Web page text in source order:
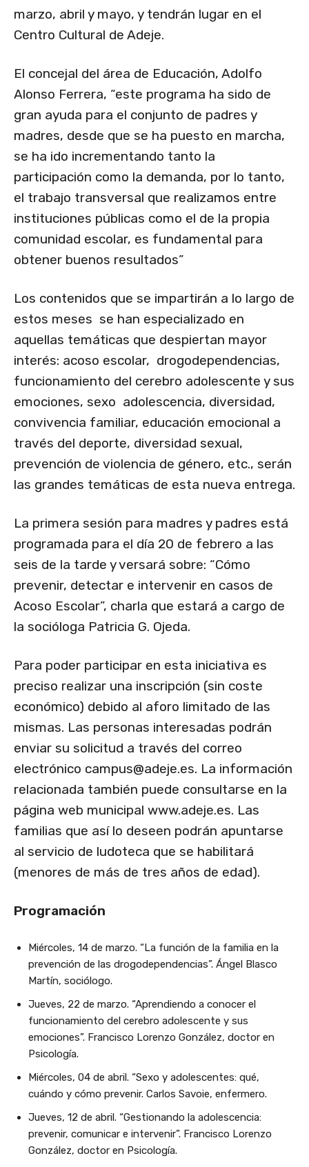
marzo, abril y mayo, y tendrán lugar en el
Centro Cultural de Adeje.
El concejal del área de Educación, Adolfo
Alonso Ferrera, “este programa ha sido de
gran ayuda para el conjunto de padres y
madres, desde que se ha puesto en marcha,
se ha ido incrementando tanto la
participación como la demanda, por lo tanto,
el trabajo transversal que realizamos entre
instituciones públicas como el de la propia
comunidad escolar, es fundamental para
obtener buenos resultados”
Los contenidos que se impartirán a lo largo de
estos meses se han especializado en
aquellas temáticas que despiertan mayor
interés: acoso escolar, drogodependencias,
funcionamiento del cerebro adolescente y sus
emociones, sexo adolescencia, diversidad,
convivencia familiar, educación emocional a
través del deporte, diversidad sexual,
prevención de violencia de género, etc., serán
las grandes temáticas de esta nueva entrega.
La primera sesión para madres y padres está
programada para el día 20 de febrero a las
seis de la tarde y versará sobre: “Cómo
prevenir, detectar e intervenir en casos de
Acoso Escolar”, charla que estará a cargo de
la socióloga Patricia G. Ojeda.
Para poder participar en esta iniciativa es
preciso realizar una inscripción (sin coste
económico) debido al aforo limitado de las
mismas. Las personas interesadas podrán
enviar su solicitud a través del correo
electrónico campus@adeje.es. La información
relacionada también puede consultarse en la
página web municipal www.adeje.es. Las
familias que así lo deseen podrán apuntarse
al servicio de ludoteca que se habilitará
(menores de más de tres años de edad).
Programación
Miércoles, 14 de marzo. “La función de la familia en la
prevención de las drogodependencias”. Ángel Blasco
Martín, sociólogo.
Jueves, 22 de marzo. “Aprendiendo a conocer el
funcionamiento del cerebro adolescente y sus
emociones”. Francisco Lorenzo González, doctor en
Psicología.
Miércoles, 04 de abril. “Sexo y adolescentes: qué,
cuándo y cómo prevenir. Carlos Savoie, enfermero.
Jueves, 12 de abril. “Gestionando la adolescencia:
prevenir, comunicar e intervenir”. Francisco Lorenzo
González, doctor en Psicología.